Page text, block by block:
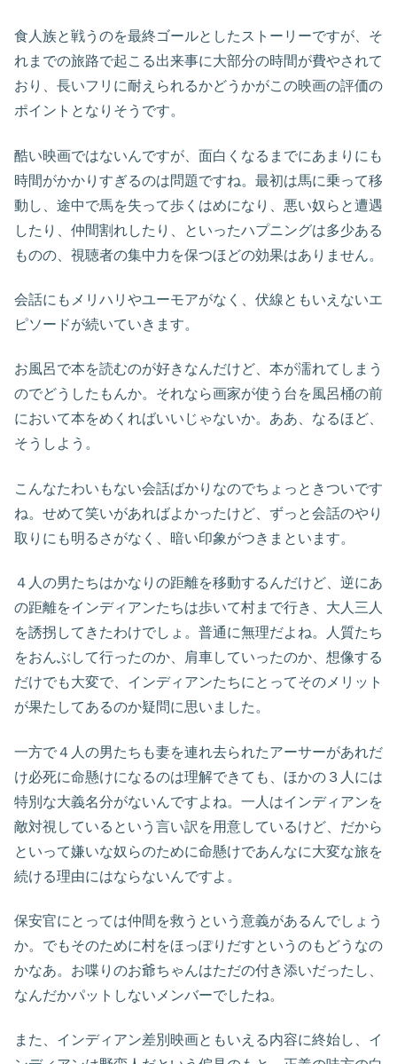
食人族と戦うのを最終ゴールとしたストーリーですが、そ
れまでの旅路で起こる出来事に大部分の時間が費やされて
おり、長いフリに耐えられるかどうかがこの映画の評価の
ポイントとなりそうです。
酷い映画ではないんですが、面白くなるまでにあまりにも
時間がかかりすぎるのは問題ですね。最初は馬に乗って移
動し、途中で馬を失って歩くはめになり、悪い奴らと遭遇
したり、仲間割れしたり、といったハプニングは多少ある
ものの、視聴者の集中力を保つほどの効果はありません。
会話にもメリハリやユーモアがなく、伏線ともいえないエ
ピソードが続いていきます。
お風呂で本を読むのが好きなんだけど、本が濡れてしまう
のでどうしたもんか。それなら画家が使う台を風呂桶の前
において本をめくればいいじゃないか。ああ、なるほど、
そうしよう。
こんなたわいもない会話ばかりなのでちょっときついです
ね。せめて笑いがあればよかったけど、ずっと会話のやり
取りにも明るさがなく、暗い印象がつきまといます。
４人の男たちはかなりの距離を移動するんだけど、逆にあ
の距離をインディアンたちは歩いて村まで行き、大人三人
を誘拐してきたわけでしょ。普通に無理だよね。人質たち
をおんぶして行ったのか、肩車していったのか、想像する
だけでも大変で、インディアンたちにとってそのメリット
が果たしてあるのか疑問に思いました。
一方で４人の男たちも妻を連れ去られたアーサーがあれだ
け必死に命懸けになるのは理解できても、ほかの３人には
特別な大義名分がないんですよね。一人はインディアンを
敵対視しているという言い訳を用意しているけど、だから
といって嫌いな奴らのために命懸けであんなに大変な旅を
続ける理由にはならないんですよ。
保安官にとっては仲間を救うという意義があるんでしょう
か。でもそのために村をほっぽりだすというのもどうなの
かなあ。お喋りのお爺ちゃんはただの付き添いだったし、
なんだかパットしないメンバーでしたね。
また、インディアン差別映画ともいえる内容に終始し、イ